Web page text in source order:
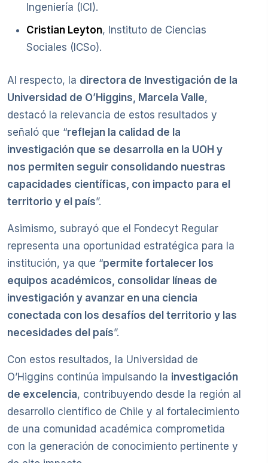
Ingeniería (ICI).
Cristian Leyton, Instituto de Ciencias
Sociales (ICSo).
Al respecto, la directora de Investigación de la
Universidad de O’Higgins, Marcela Valle,
destacó la relevancia de estos resultados y
señaló que “reflejan la calidad de la
investigación que se desarrolla en la UOH y
nos permiten seguir consolidando nuestras
capacidades científicas, con impacto para el
territorio y el país”.
Asimismo, subrayó que el Fondecyt Regular
representa una oportunidad estratégica para la
institución, ya que “permite fortalecer los
equipos académicos, consolidar líneas de
investigación y avanzar en una ciencia
conectada con los desafíos del territorio y las
necesidades del país”.
Con estos resultados, la Universidad de
O’Higgins continúa impulsando la investigación
de excelencia, contribuyendo desde la región al
desarrollo científico de Chile y al fortalecimiento
de una comunidad académica comprometida
con la generación de conocimiento pertinente y